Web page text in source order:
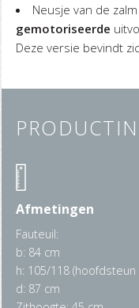
Neusje van de
gemotoriseerde
Deze versie bevindt
Afmetingen
Fauteuil:
b: 84 cm
h: 105/118
d: 87 cm